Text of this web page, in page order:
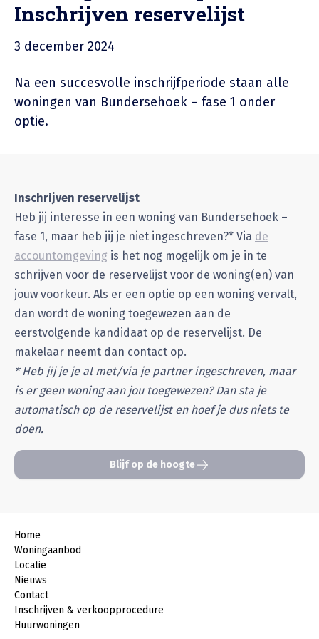
Inschrijven reservelijst
3 december 2024
Na een succesvolle inschrijfperiode staan alle
woningen van Bundersehoek – fase 1 onder
optie.
Inschrijven reservelijst
Heb jij interesse in een woning van Bundersehoek –
fase 1, maar heb jij je niet ingeschreven?* Via de
accountomgeving is het nog mogelijk om je in te
schrijven voor de reservelijst voor de woning(en) van
jouw voorkeur. Als er een optie op een woning vervalt,
dan wordt de woning toegewezen aan de
eerstvolgende kandidaat op de reservelijst. De
makelaar neemt dan contact op.
* Heb jij je je al met/via je partner ingeschreven, maar
is er geen woning aan jou toegewezen? Dan sta je
automatisch op de reservelijst en hoef je dus niets te
doen.
Blijf op de hoogte
Home
Woningaanbod
Locatie
Nieuws
Contact
Inschrijven & verkoopprocedure
Huurwoningen